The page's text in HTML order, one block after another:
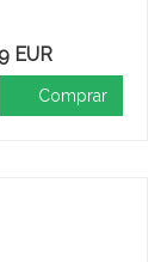
EUR
Comprar